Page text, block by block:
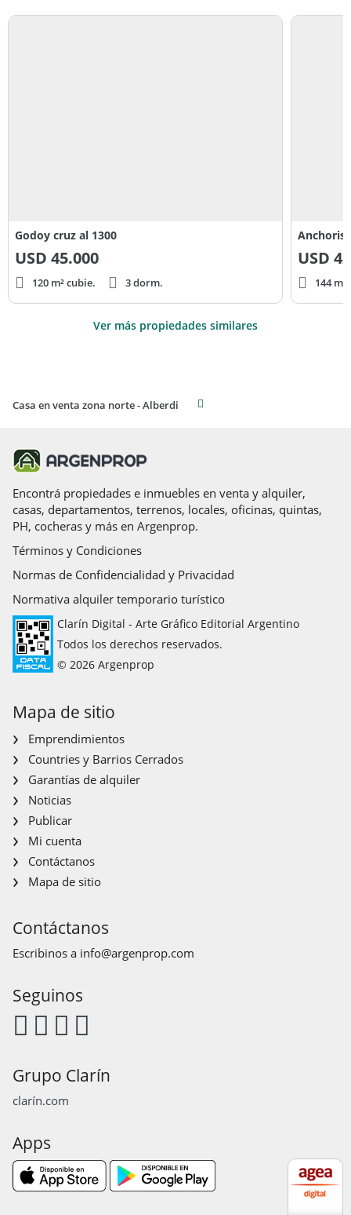
Godoy cruz al 1300
USD 45.000
120 m² cubie. 3 dorm.
USD
144
Ver más propiedades similares
Casa en venta zona norte - Alberdi
Encontrá propiedades e inmuebles en venta y alquiler,
casas, departamentos, terrenos, locales, oficinas, quintas,
PH, cocheras y más en Argenprop.
Términos y Condiciones
Normas de Confidencialidad y Privacidad
Normativa alquiler temporario turístico
Clarín Digital - Arte Gráfico Editorial Argentino
Todos los derechos reservados.
© 2026 Argenprop
Mapa de sitio
Emprendimientos
Countries y Barrios Cerrados
Garantías de alquiler
Noticias
Publicar
Mi cuenta
Contáctanos
Mapa de sitio
Contáctanos
Escribinos a info@argenprop.com
Seguinos
Grupo Clarín
clarín.com
Apps